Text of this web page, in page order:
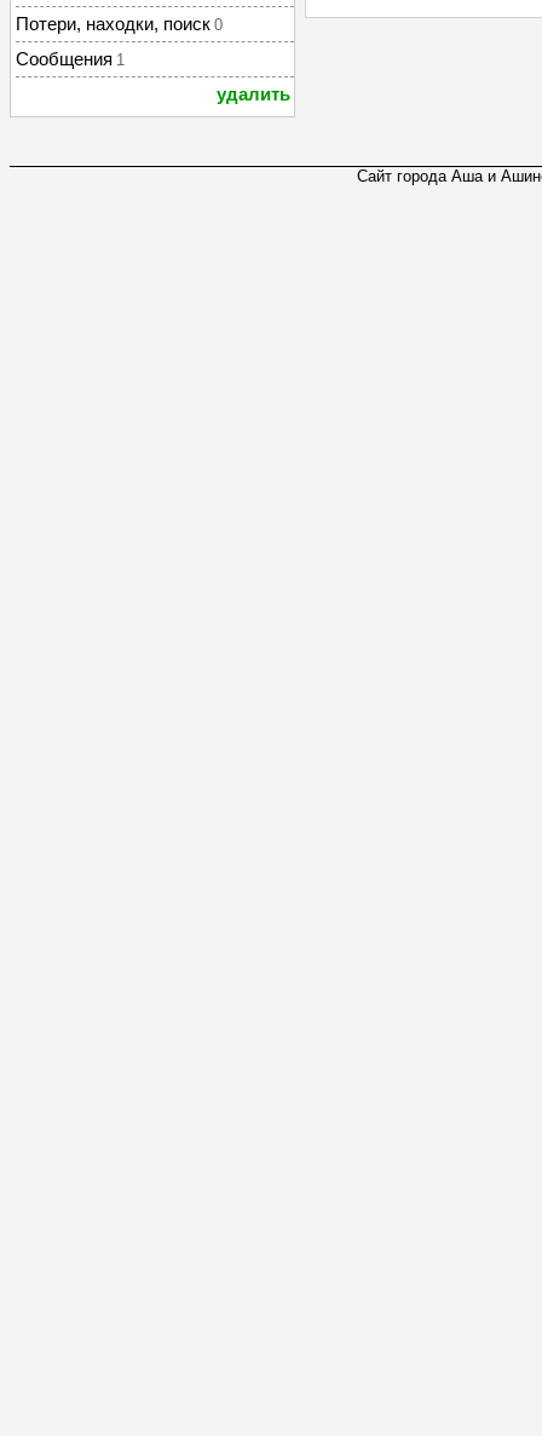
Потери, находки, поиск 0
Сообщения 1
удалить
Сайт города Аша и